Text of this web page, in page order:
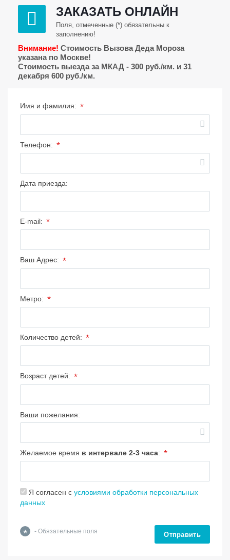
ЗАКАЗАТЬ ОНЛАЙН
Поля, отмеченные (*) обязательны к
заполнению!
Внимание! Стоимость Вызова Деда Мороза
указана по Москве!
Стоимость выезда за МКАД - 300 руб./км. и 31
декабря 600 руб./км.
Имя и фамилия: *
Телефон: *
Дата приезда:
E-mail: *
Ваш Адрес: *
Метро: *
Количество детей: *
Возраст детей: *
Ваши пожелания:
Желаемое время в интервале 2-3 часа: *
Я согласен с условиями обработки персональных
данных
* - Обязательные поля Отправить